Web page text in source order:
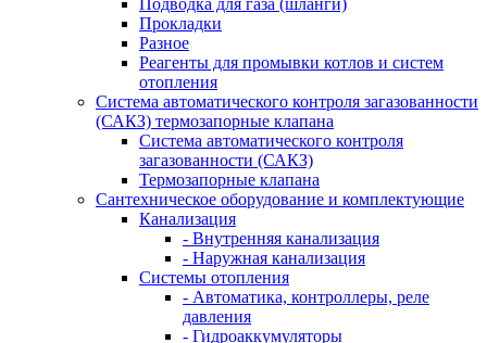
Подводка для газа (шланги)
Прокладки
Разное
Реагенты для промывки котлов и систем
отопления
Система автоматического контроля загазованности
(САКЗ) термозапорные клапана
Система автоматического контроля
загазованности (САКЗ)
Термозапорные клапана
Сантехническое оборудование и комплектующие
Канализация
- Внутренняя канализация
- Наружная канализация
Системы отопления
- Автоматика, контроллеры, реле
давления
- Гидроаккумуляторы